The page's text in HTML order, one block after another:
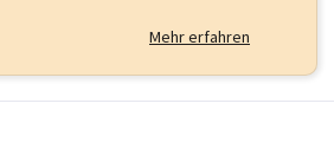
Mehr erfahren